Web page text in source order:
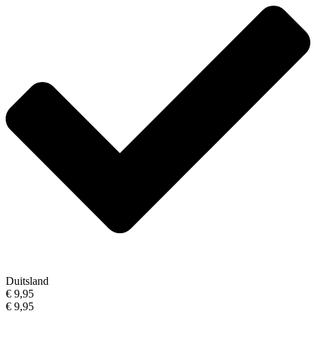
Duitsland
€ 9,95
€ 9,95